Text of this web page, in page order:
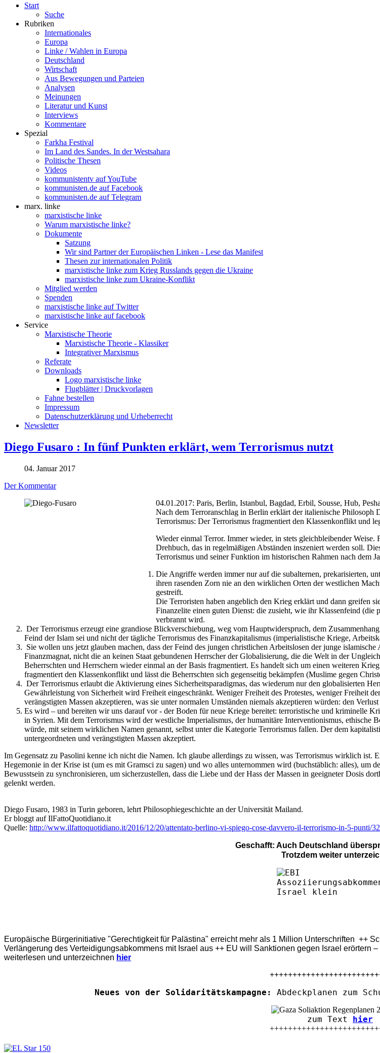
Start
Suche
Rubriken
Internationales
Europa
Linke / Wahlen in Europa
Deutschland
Wirtschaft
Aus Bewegungen und Parteien
Analysen
Meinungen
Literatur und Kunst
Interviews
Kommentare
Spezial
Farkha Festival
Im Land des Sandes. In der Westsahara
Politische Thesen
Videos
kommunistentv auf YouTube
kommunisten.de auf Facebook
kommunisten.de auf Telegram
marx. linke
marxistische linke
Warum marxistische linke?
Dokumente
Satzung
Wir sind Partner der Europäischen Linken - Lese das Manifest
Thesen zur internationalen Politik
marxistische linke zum Krieg Russlands gegen die Ukraine
marxistische linke zum Ukraine-Konflikt
Mitglied werden
Spenden
marxistische linke auf Twitter
marxistische linke auf facebook
Service
Marxistische Theorie
Marxistische Theorie - Klassiker
Integrativer Marxismus
Referate
Downloads
Logo marxistische linke
Flugblätter | Druckvorlagen
Fahne bestellen
Impressum
Datenschutzerklärung und Urheberrecht
Newsletter
Diego Fusaro : In fünf Punkten erklärt, wem Terrorismus nutzt
04. Januar 2017
Der Kommentar
04.01.2017: Paris, Berlin, Istanbul, Bagdad, Erbil, Sousse, Hub,
Nach dem Terroranschlag in Berlin erklärt der italienische
Terrorismus: Der Terrorismus fragmentiert den Klassenkonflikt und
Wieder einmal Terror. Immer wieder, in stets gleichbleibender Weise.
Drehbuch, das in regelmäßigen Abständen inszeniert werden soll.
Terrorismus und seiner Funktion im historischen Rahmen nach dem
Die Angriffe werden immer nur auf die subalternen, prekarisierten,
ihren rasenden Zorn nie an den wirklichen Orten der westlichen
gestreift.
Die Terroristen haben angeblich den Krieg erklärt und dann greifen
Finanzelite einen guten Dienst: die zusieht, wie ihr Klassenfeind (die
verbrannt wird.
Der Terrorismus erzeugt eine grandiose Blickverschiebung, weg vom Hauptwiderspruch, dem
Feind der Islam sei und nicht der tägliche Terrorismus des Finanzkapitalismus (imperialistische Kriege,
Sie wollen uns jetzt glauben machen, dass der Feind des jungen christlichen Arbeitslosen der junge
Finanzmagnat, nicht die an keinen Staat gebundenen Herrscher der Globalisierung, die die Welt in der
Beherrschten und Herrschern wieder einmal an der Basis fragmentiert. Es handelt sich um einen weiteren
fragmentiert den Klassenkonflikt und lässt die Beherrschten sich gegenseitig bekämpfen (Muslime gegen
Der Terrorismus erlaubt die Aktivierung eines Sicherheitsparadigmas, das wiederum nur den globalisierten
Gewährleistung von Sicherheit wird Freiheit eingeschränkt. Weniger Freiheit des Protestes, weniger Freiheit
verängstigten Massen akzeptieren, was sie unter normalen Umständen niemals akzeptieren würden: den
Es wird – und bereiten wir uns darauf vor - der Boden für neue Kriege bereitet: terroristische und kriminelle
in Syrien. Mit dem Terrorismus wird der westliche Imperialismus, der humanitäre Interventionismus, ethische
würde, mit seinem wirklichen Namen genannt, selbst unter die Kategorie Terrorismus fallen. Der dem
untergeordneten und verängstigten Massen akzeptiert.
Im Gegensatz zu Pasolini kenne ich nicht die Namen. Ich glaube allerdings zu wissen, was Terrorismus wirklich ist.
Hegemonie in der Krise ist (um es mit Gramsci zu sagen) und wo alles unternommen wird (buchstäblich: alles), um
Bewusstsein zu synchronisieren, um sicherzustellen, dass die Liebe und der Hass der Massen in geeigneter Dosis
gelenkt werden.
Diego Fusaro, 1983 in Turin geboren, lehrt Philosophiegeschichte an der Universität Mailand.
Er bloggt auf IlFattoQuotidiano.it
Quelle: http://www.ilfattoquotidiano.it/2016/12/20/attentato-berlino-vi-spiego-cose-davvero-il-terrorismo-in-5-punti/
Geschafft: Auch Deutschland
Trotzdem weiter
Europäische Bürgerinitiative "Gerechtigkeit für Palästina" erreicht mehr als 1 Million Unterschriften ++
Verlängerung des Verteidigungsabkommens mit Israel aus ++ EU will Sanktionen gegen Israel erörtern
weiterlesen und unterzeichnen hier
Neues von der Solidaritätskampagne: Abdeckplanen zum
zum Text hier